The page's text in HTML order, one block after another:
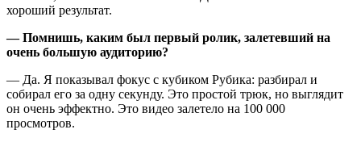
хороший результат.
— Помнишь, каким был первый ролик, залетевший на
очень большую аудиторию?
— Да. Я показывал фокус с кубиком Рубика: разбирал и
собирал его за одну секунду. Это простой трюк, но выглядит
он очень эффектно. Это видео залетело на 100 000
просмотров.